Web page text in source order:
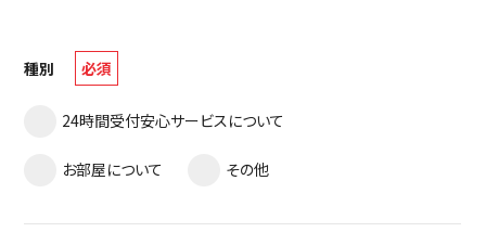
種別 必須
24時間受付安心サービスについて
お部屋について その他